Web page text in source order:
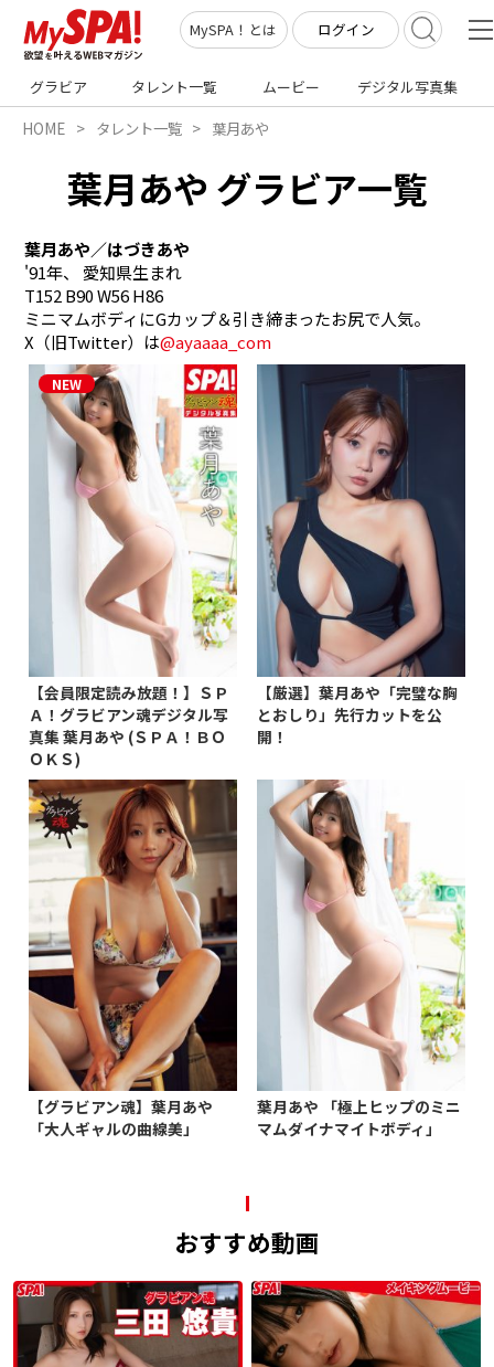
MySPA！とは ログイン
グラビア タレント一覧 ムービー デジタル写真集
HOME タレント一覧 葉月あや
葉月あや グラビア一覧
葉月あや／はづきあや
'91年、 愛知県生まれ
T152 B90 W56 H86
ミニマムボディにGカップ＆引き締まったお尻で人気。
X（旧Twitter）は@ayaaaa_com
【会員限定読み放題！】ＳＰ
Ａ！グラビアン魂デジタル写
真集 葉月あや (ＳＰＡ！ＢＯ
ＯＫＳ)
【厳選】葉月あや「完璧な胸
とおしり」先行カットを公
開！
【グラビアン魂】葉月あや
「大人ギャルの曲線美」
葉月あや 「極上ヒップのミニ
マムダイナマイトボディ」
おすすめ動画